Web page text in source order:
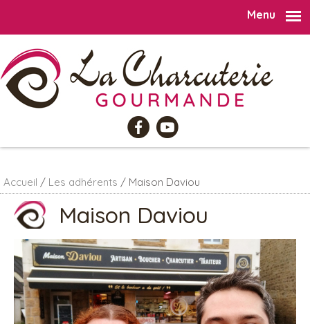
Menu
Accueil / Les adhérents / Maison Daviou
Maison Daviou